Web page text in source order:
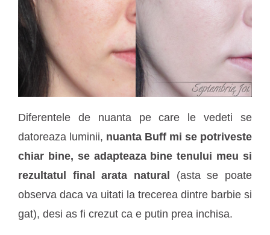
Diferentele de nuanta pe care le vedeti se
datoreaza luminii, nuanta Buff mi se potriveste
chiar bine, se adapteaza bine tenului meu si
rezultatul final arata natural (asta se poate
observa daca va uitati la trecerea dintre barbie si
gat), desi as fi crezut ca e putin prea inchisa.